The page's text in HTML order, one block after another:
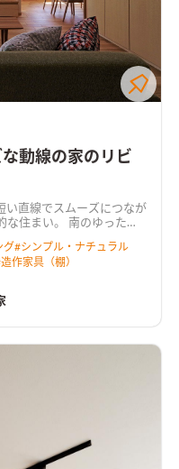
動線の家のリビ
い直線でスムーズにつなが
な住まい。 南のゆったり
キを介して庭へと暮らし
板の天井、空間にぴった
かな木の質感が室内に寛
グ#シンプル・ナチュラル
造作家具（棚）